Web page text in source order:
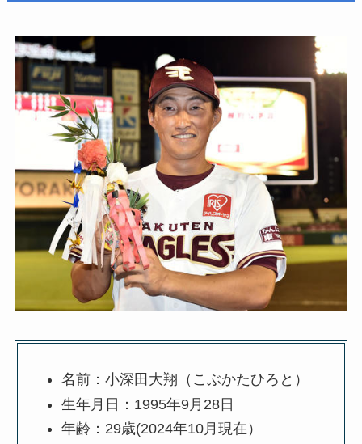
名前：小深田大翔（こぶかたひろと）
生年月日：1995年9月28日
年齢：29歳(2024年10月現在）